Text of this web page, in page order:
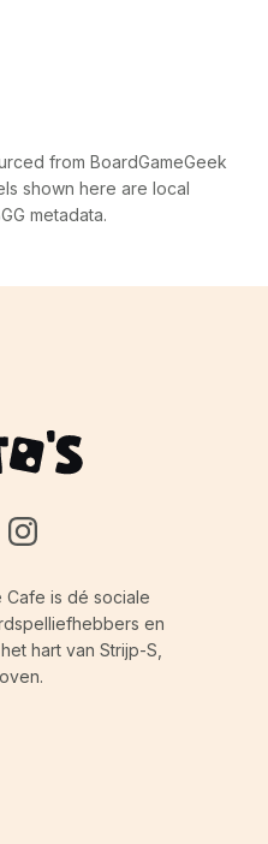
from BoardGameGeek
shown here are local
metadata.
Cafe is dé sociale
en
hart van Strijp-S,